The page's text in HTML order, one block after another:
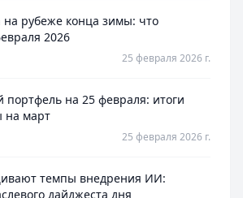
рубеже конца зимы: что
2026
25 февраля 2026 г.
на 25 февраля: итоги
на март
25 февраля 2026 г.
темпы внедрения ИИ:
дайджеста дня